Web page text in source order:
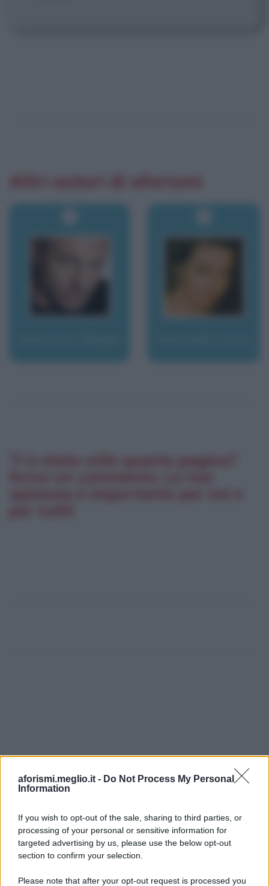
aforismi.meglio.it - Do Not Process My Personal
Information
If you wish to opt-out of the sale, sharing to third parties, or
processing of your personal or sensitive information for
targeted advertising by us, please use the below opt-out
section to confirm your selection.
Please note that after your opt-out request is processed you
Ricevi LE FRASI PIÙ BELLE via e-mail
E-mail